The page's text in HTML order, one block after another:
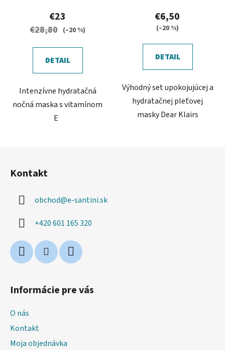
€23
€28,80 (–20 %)
DETAIL
Intenzívne hydratačná
nočná maska ​​s vitamínom
E
€6,50
(–20 %)
DETAIL
Výhodný set upokojujúcej a
hydratačnej pleťovej
masky Dear Klairs
Kontakt
obchod@e-santini.sk
+420 601 165 320
Informácie pre vás
O nás
Kontakt
Moja objednávka